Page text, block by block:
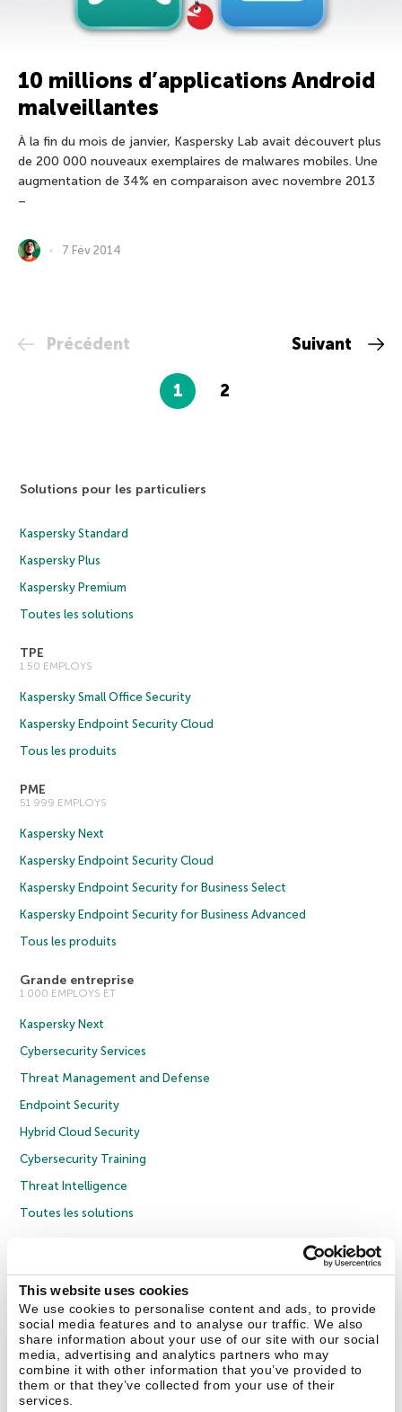
This website uses cookies
We use cookies to personalise content and ads, to provide
social media features and to analyse our traffic. We also
share information about your use of our site with our social
media, advertising and analytics partners who may
combine it with other information that you’ve provided to
them or that they’ve collected from your use of their
services.
10 millions d’applications Android
malveillantes
À la fin du mois de janvier, Kaspersky Lab avait découvert plus
de 200 000 nouveaux exemplaires de malwares mobiles. Une
augmentation de 34% en comparaison avec novembre 2013
–
7 Fév 2014
Précédent
1 2
Suivant
Solutions pour les particuliers
Kaspersky Standard
Kaspersky Plus
Kaspersky Premium
Toutes les solutions
TPE
1 50 EMPLOYS
Kaspersky Small Office Security
Kaspersky Endpoint Security Cloud
Tous les produits
PME
51 999 EMPLOYS
Kaspersky Next
Kaspersky Endpoint Security Cloud
Kaspersky Endpoint Security for Business Select
Kaspersky Endpoint Security for Business Advanced
Tous les produits
Grande entreprise
1 000 EMPLOYS ET
Kaspersky Next
Cybersecurity Services
Threat Management and Defense
Endpoint Security
Hybrid Cloud Security
Cybersecurity Training
Threat Intelligence
Toutes les solutions
Politique de confidentialité
Politique anticorruption
Contrat de licence grand public
Contrat de licence entreprises
Cookies
Nous contacter À propos Partenaires Blog Communiqués de presse
Securelist Eugene Personal Blog Encyclopédie de Kaspersky